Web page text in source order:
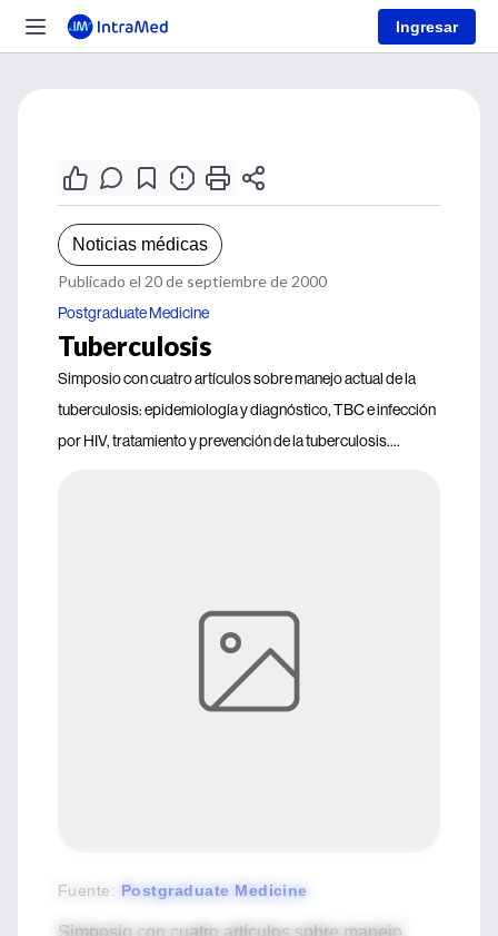
Ingresar
Noticias médicas
Publicado el 20 de septiembre de 2000
Postgraduate Medicine
Tuberculosis
Simposio con cuatro artículos sobre manejo actual de la
tuberculosis: epidemiología y diagnóstico, TBC e infección
por HIV, tratamiento y prevención de la tuberculosis....
Fuente: Postgraduate Medicine
Simposio con cuatro artículos sobre manejo